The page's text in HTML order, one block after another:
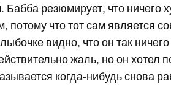
резюмирует, что ничего
потому что тот сам является
видно, что он так
жаль, но он хотел
когда-нибудь снова